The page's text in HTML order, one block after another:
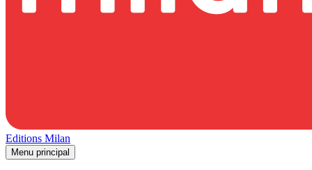
Editions Milan
Menu principal